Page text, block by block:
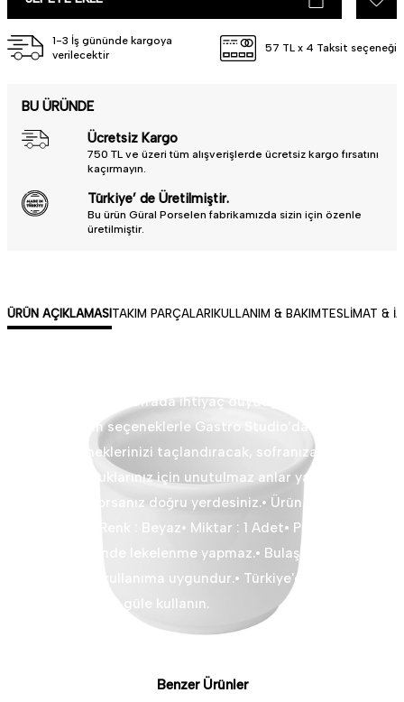
1-3 İş gününde kargoya
verilecektir
57 TL x 4 Taksit seçeneği
BU ÜRÜNDE
Ücretsiz Kargo
750 TL ve üzeri tüm alışverişlerde ücretsiz kargo fırsatını
kaçırmayın.
Türkiye’ de Üretilmiştir.
Bu ürün Güral Porselen fabrikamızda sizin için özenle
üretilmiştir.
ÜRÜN AÇIKLAMASI TAKIM PARÇALARI KULLANIM & BAKIM TESLIMAT &
Profesyonellerin sofrada ihtiyaç duyduğu ışıltı, kalite ve
asalet zengin seçeneklerle Gastro Studio’da bir araya
geliyor. Yemeklerinizi taçlandıracak, sofranıza heyecan
katacak, konuklarınız için unutulmaz anlar yaratacak
parçalar arıyorsanız doğru yerdesiniz.• Ürün : Porselen•
Ölçü : 6 cm• Renk : Beyaz• Miktar : 1 Adet• Pürüzsüz
yüzeyi sayesinde lekelenme yapmaz.• Bulaşık
makinesinde kullanıma uygundur.• Türkiye'de
üretilmiştir.Güle güle kullanın.
Benzer Ürünler